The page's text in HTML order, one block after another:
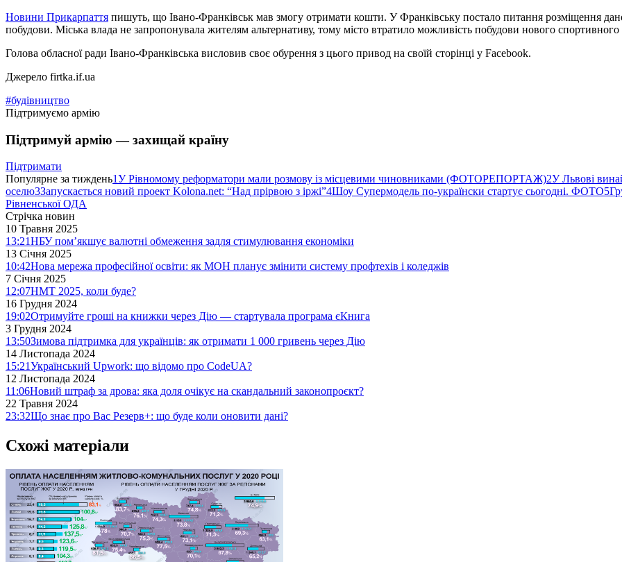
Новини Прикарпаття пишуть, що Івано-Франківськ мав змогу отримати кошти. У Франківську постало питання розміщення
побудови. Міська влада не запропонувала жителям альтернативу, тому місто втратило можливість побудови нового спортивного
Голова обласної ради Івано-Франківська висловив своє обурення з цього привод на своїй сторінці у Facebook.
Джерело firtka.if.ua
#будівництво
Підтримуємо армію
Підтримуй армію — захищай країну
Підтримати
Популярне за тиждень1У Рівномому реформатори мали розмову із місцевими чиновниками (ФОТОРЕПОРТАЖ)2У Львові
оселю3Запускається новий проект Kolona.net: “Над прірвою з іржі”4Шоу Супермодель по-українски стартує сьогодні. ФОТО5
Рівненської ОДА
Стрічка новин
10 Травня 2025
13:21НБУ пом’якшує валютні обмеження задля стимулювання економіки
13 Січня 2025
10:42Нова мережа професійної освіти: як МОН планує змінити систему профтехів і коледжів
7 Січня 2025
12:07НМТ 2025, коли буде?
16 Грудня 2024
19:02Отримуйте гроші на книжки через Дію — стартувала програма єКнига
3 Грудня 2024
13:50Зимова підтримка для українців: як отримати 1 000 гривень через Дію
14 Листопада 2024
15:21Український Upwork: що відомо про CodeUA?
12 Листопада 2024
11:06Новий штраф за дрова: яка доля очікує на скандальний законопроєкт?
22 Травня 2024
23:32Що знає про Вас Резерв+: що буде коли оновити дані?
Схожі матеріали